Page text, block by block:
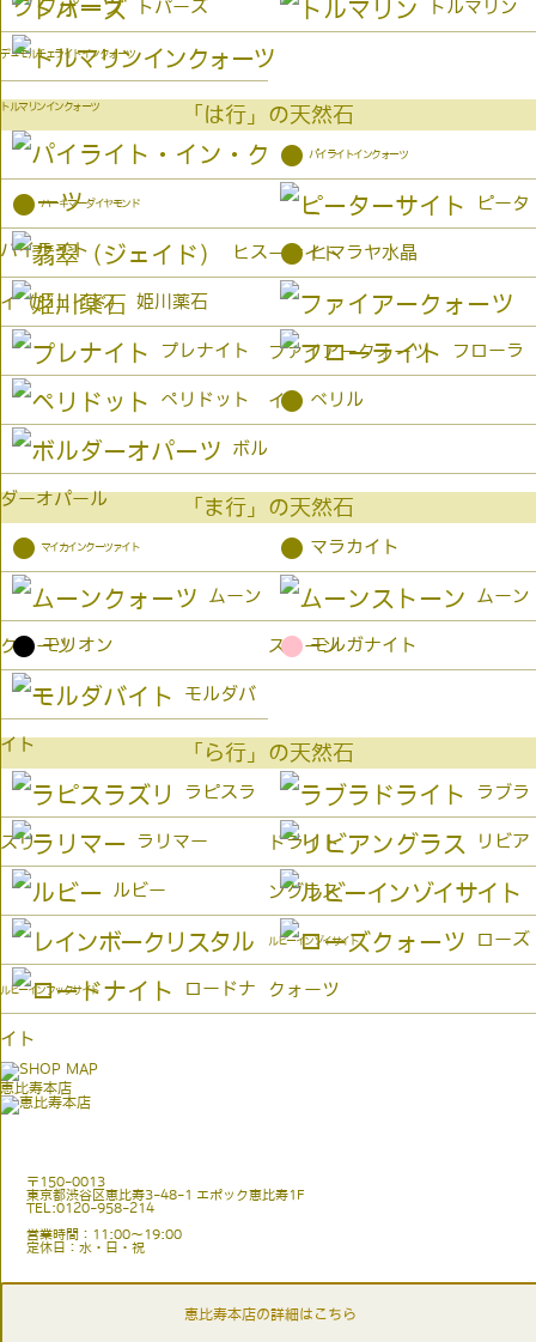
デュモルチェライトインクォーツ
トパーズ トルマリン
トルマリンインクォーツ 「は行」の天然石
パイライト
● パイライトインクォーツ
● ハーキマーダイヤモンド ピータ
ーサイト
ヒス
イ（ジェイド）
● ヒマラヤ水晶
姫川薬石
ファイアークォーツ
プレナイト フローラ
イト
ペリドット ● ベリル
ボル
ダーオパール 「ま行」の天然石
● マイカインクーツァイト ● マラカイト
ムーン
クォーツ
ムーン
ストーン
● モリオン ● モルガナイト
モルダバ
イト 「ら行」の天然石
ラピスラ
ズリ
ラブラ
ドライト
ラリマー リビア
ングラス
ルビー
ルビーインゾイサイト
ルビーインフックサイト
ローズ
クォーツ
ロードナ
イト
恵比寿本店
〒150-0013
東京都渋谷区恵比寿3-48-1 エポック恵比寿1F
TEL:0120-958-214
営業時間：11:00〜19:00
定休日：水・日・祝
恵比寿本店の詳細はこちら